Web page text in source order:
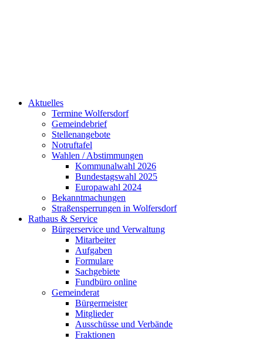
Aktuelles
Termine Wolfersdorf
Gemeindebrief
Stellenangebote
Notruftafel
Wahlen / Abstimmungen
Kommunalwahl 2026
Bundestagswahl 2025
Europawahl 2024
Bekanntmachungen
Straßensperrungen in Wolfersdorf
Rathaus & Service
Bürgerservice und Verwaltung
Mitarbeiter
Aufgaben
Formulare
Sachgebiete
Fundbüro online
Gemeinderat
Bürgermeister
Mitglieder
Ausschüsse und Verbände
Fraktionen